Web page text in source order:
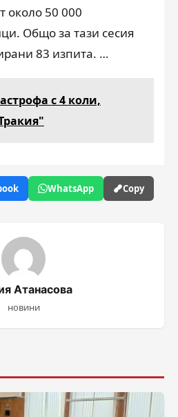
около 50 000
Общо за тази сесия
83 изпита. …
с 4 коли,
WhatsApp Copy
Атанасова
новини